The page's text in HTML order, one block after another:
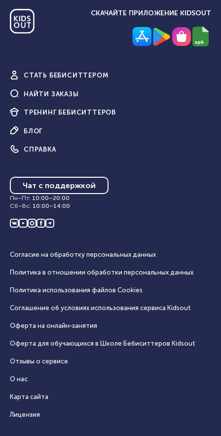
СКАЧАЙТЕ ПРИЛОЖЕНИЕ KIDSOUT
СТАТЬ БЕБИСИТТЕРОМ
НАЙТИ ЗАКАЗЫ
ТРЕНИНГ БЕБИСИТТЕРОВ
БЛОГ
СПРАВКА
Чат с поддержкой
Пн–Пт: 10:00–20:00
Сб–Вс: 10:00–14:00
Согласие на обработку персональных данных
Политика в отношении обработки персональных данных
Политика использования файлов Cookies
Соглашение об условиях использования сервиса Кidsout
Оферта на онлайн‑занятия
Оферта для обучающихся в Школе Бебиситтеров Kidsout
Отзывы о сервисе
О нас
Карта сайта
Лицензия